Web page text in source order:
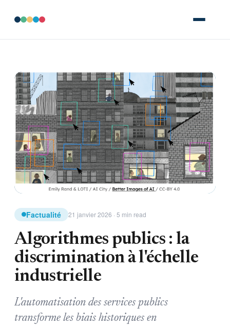
Factualité 21 janvier 2026 · 5 min read
Algorithmes publics : la
discrimination à l'échelle
industrielle
L'automatisation des services publics
transforme les biais historiques en